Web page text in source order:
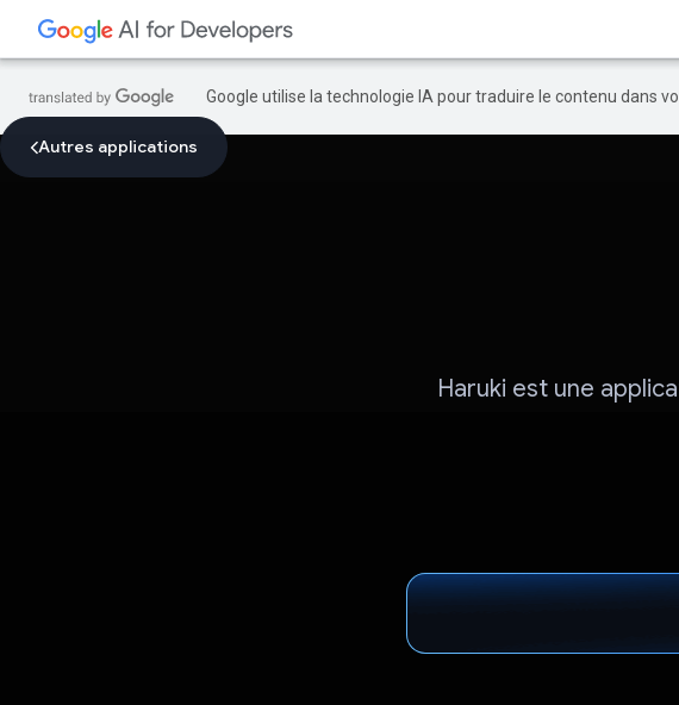
Google utilise la technologie IA pour traduire le contenu dans
Autres applications
Haruki est une